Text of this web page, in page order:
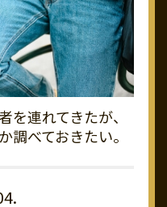
連れてきたが、
調べておきたい。